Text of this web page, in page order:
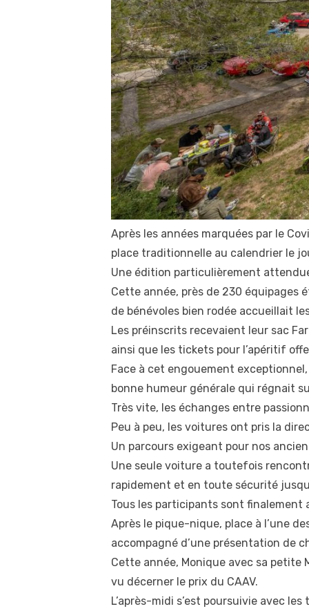
Après les années marquées par le
place traditionnelle au calendrier le
Une édition particulièrement
Cette année, près de 230 équipages
de bénévoles bien rodée accueillait
Les préinscrits recevaient leur sac
ainsi que les tickets pour l’apéritif
Face à cet engouement
bonne humeur générale qui régnait
Très vite, les échanges entre
Peu à peu, les voitures ont pris la
Un parcours exigeant pour nos
Une seule voiture a toutefois
rapidement et en toute sécurité
Tous les participants sont finalement
Après le pique-nique, place à l’une
accompagné d’une présentation de
Cette année, Monique avec sa petite
vu décerner le prix du CAAV.
L’après-midi s’est poursuivie avec